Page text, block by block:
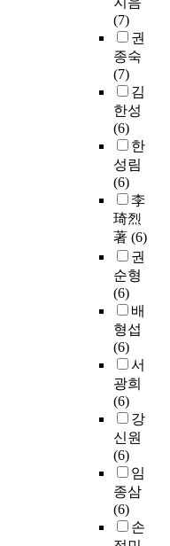
(7)
권
종숙
(7)
김
한성
(6)
한
성림
(6)
李
琦烈
著 (6)
권
순형
(6)
배
형섭
(6)
서
광희
(6)
강
신원
(6)
임
종삼
(6)
손